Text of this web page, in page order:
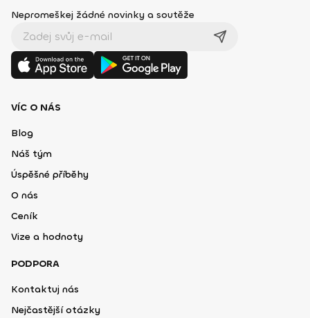
Nepromeškej žádné novinky a soutěže
VÍC O NÁS
Blog
Náš tým
Úspěšné příběhy
O nás
Ceník
Vize a hodnoty
PODPORA
Kontaktuj nás
Nejčastější otázky